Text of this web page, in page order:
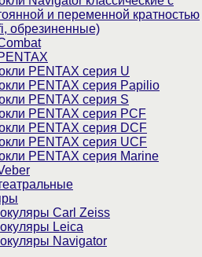
и переменной кратностью
обрезиненные)
PENTAX серия U
PENTAX серия Papilio
PENTAX серия S
PENTAX серия PCF
PENTAX серия DCF
PENTAX серия UCF
PENTAX серия Marine
Carl Zeiss
Leica
Navigator